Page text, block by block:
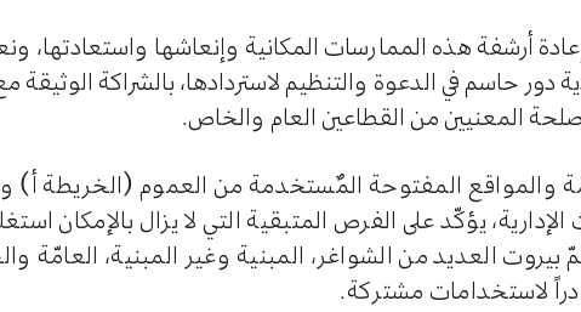
أرشفة هذه الممارسات المكانية وإنعاشها واستعادتها،
دور حاسم في الدعوة والتنظيم لاستردادها، بالشراكة
المعنيين من القطاعين العام والخاص.
والمواقع المفتوحة المٌستخدمة من العموم (الخريطة أ)
يؤكّد على الفرص المتبقية التي لا يزال بالإمكان
بيروت العديد من الشواغر، المبنية وغير المبنية، العامّة
لاستخدامات مشتركة.